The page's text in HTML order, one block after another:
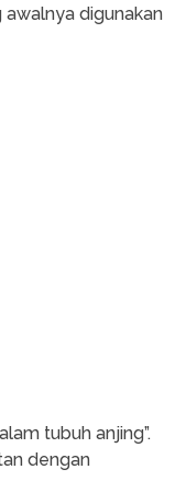
awalnya digunakan
tubuh anjing”.
dengan